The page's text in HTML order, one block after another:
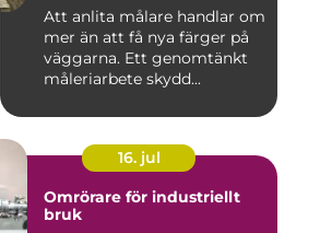
Att anlita målare handlar om
mer än att få nya färger på
väggarna. Ett genomtänkt
måleriarbete skydd...
16. jul
Omrörare för industriellt
bruk